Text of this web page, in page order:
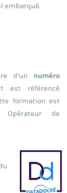
embarqué.
d’un numéro
référencé
formation est
de